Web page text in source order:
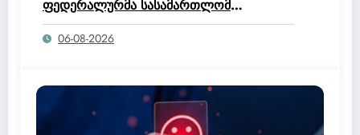
ფედერალურმა სასამართლომ
ოფიციალურად მისცა ტრამპის
ადმინისტრაციას უფლებამოსილება,
06-08-2026